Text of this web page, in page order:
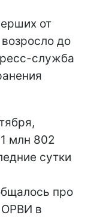
от
до
служба
млн 802
сутки
про
ОРВИ в